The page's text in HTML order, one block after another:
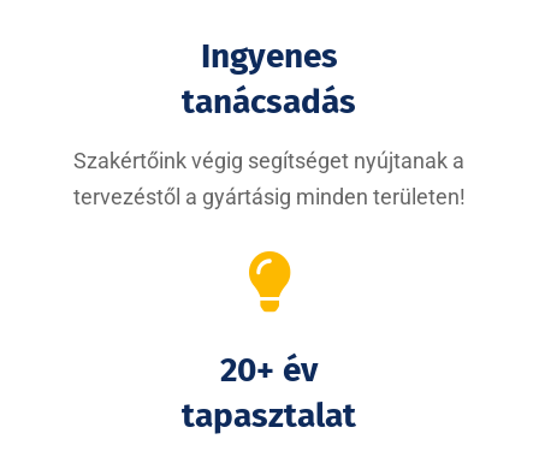
Ingyenes
tanácsadás
Szakértőink végig segítséget nyújtanak a
tervezéstől a gyártásig minden területen!

20+ év
tapasztalat